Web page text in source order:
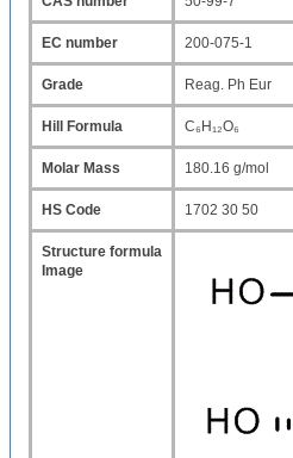
EC number 200-075-1
Grade Reag. Ph Eur
Hill Formula C₆H₁₂O₆
Molar Mass 180.16 g/mol
HS Code 1702 30 50
Structure formula
Image